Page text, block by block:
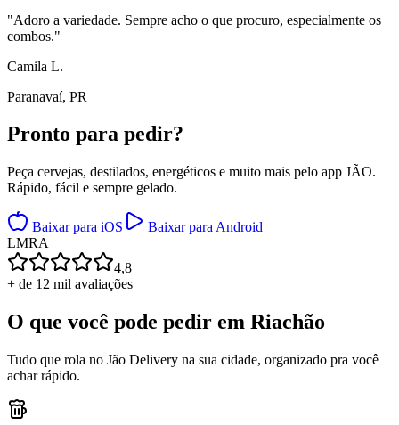
"Adoro a variedade. Sempre acho o que procuro, especialmente os
combos."
Camila L.
Paranavaí, PR
Pronto para pedir?
Peça cervejas, destilados, energéticos e muito mais pelo app JÃO.
Rápido, fácil e sempre gelado.
Baixar para iOS
Baixar para Android
LMRA
4,8
+ de 12 mil avaliações
O que você pode pedir em Riachão
Tudo que rola no Jão Delivery na sua cidade, organizado pra você
achar rápido.